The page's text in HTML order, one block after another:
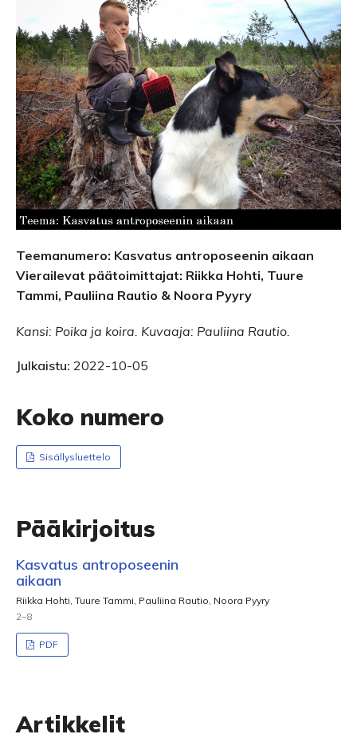
Teemanumero: Kasvatus antroposeenin aikaan
Vierailevat päätoimittajat: Riikka Hohti, Tuure
Tammi, Pauliina Rautio & Noora Pyyry
Kansi: Poika ja koira. Kuvaaja: Pauliina Rautio.
Julkaistu: 2022-10-05
Koko numero
Sisällysluettelo
Pääkirjoitus
Kasvatus antroposeenin
aikaan
Riikka Hohti, Tuure Tammi, Pauliina Rautio, Noora Pyyry
2–8
PDF
Artikkelit